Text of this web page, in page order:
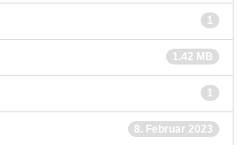
1
1.42 MB
1
8. Februar 2023